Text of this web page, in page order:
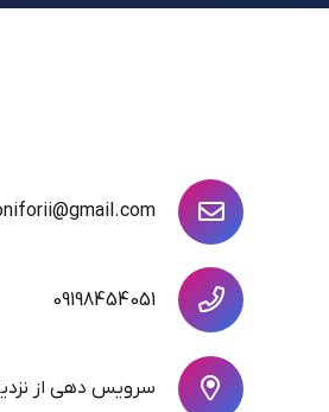
09198454051
سرویس دهی از